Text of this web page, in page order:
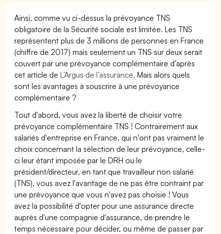
Ainsi, comme vu ci-dessus la prévoyance TNS
obligatoire de la Sécurité sociale est limitée. Les TNS
représentent plus de 3 millions de personnes en France
(chiffre de 2017) mais seulement un TNS sur deux serait
couvert par une prévoyance complémentaire d’après
cet article deL’Argus de l’assurance. Mais alors quels
sont les avantages à souscrire à une prévoyance
complémentaire ?
Tout d'abord, vous avez la liberté de choisir votre
prévoyance complémentaire TNS ! Contrairement aux
salariés d'entreprise en France, qui n'ont pas vraiment le
choix concernant la sélection de leur prévoyance, celle-
ci leur étant imposée par le DRH ou le
président/directeur, en tant que travailleur non salarié
(TNS), vous avez l'avantage de ne pas être contraint par
une prévoyance que vous n'avez pas choisie ! Vous
avez la possibilité d'opter pour une assurance directe
auprès d'une compagnie d'assurance, de prendre le
temps nécessaire pour décider, ou même de passer par